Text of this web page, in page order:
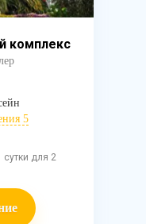
комплекс
5
сутки для 2